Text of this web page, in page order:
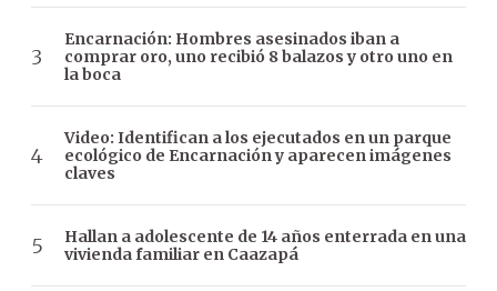
Encarnación: Hombres asesinados iban a
comprar oro, uno recibió 8 balazos y otro uno en
la boca
Video: Identifican a los ejecutados en un parque
ecológico de Encarnación y aparecen imágenes
claves
Hallan a adolescente de 14 años enterrada en una
vivienda familiar en Caazapá